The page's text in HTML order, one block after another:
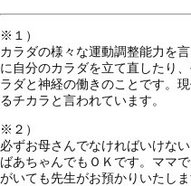
※１）
カラダの様々な運動調整能力を
に自分のカラダを立て直したり
ラダと神経の働きのことです。
るチカラと言われています。
※２）
必ずお母さんでなければいけな
ばあちゃんでもＯＫです。ママ
がいても先生がお預かりいたし